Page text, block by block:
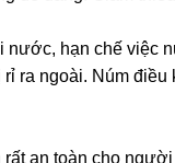
hạn chế việc
ra ngoài. Núm
an toàn cho